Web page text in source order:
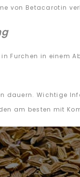
von Betacarotin
Furchen in einem
dauern. Wichtige
am besten mit